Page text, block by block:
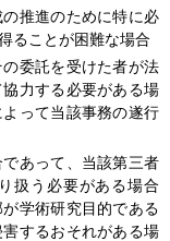
推進のために特に必
ることが困難な場合
委託を受けた者が法
力する必要がある場
って当該事務の遂行
あって、当該第三者
扱う必要がある場合
学術研究目的である
するおそれがある場